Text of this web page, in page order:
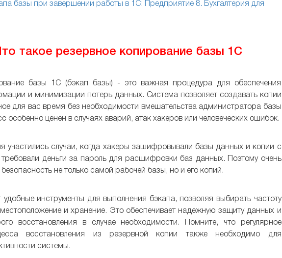
базы при завершении работы в 1С: Предприятие 8. Бухгалтерия для
такое резервное копирование базы 1С
базы 1С (бэкап базы) - это важная процедура для обеспечения
и минимизации потерь данных. Система позволяет создавать копии
для вас время без необходимости вмешательства администратора базы
особенно ценен в случаях аварий, атак хакеров или человеческих ошибок.
участились случаи, когда хакеры зашифровывали базы данных и копии с
деньги за пароль для расшифровки баз данных. Поэтому очень
безопасность не только самой рабочей базы, но и его копий.
удобные инструменты для выполнения бэкапа, позволяя выбирать частоту
и хранение. Это обеспечивает надежную защиту данных и
восстановления в случае необходимости. Помните, что регулярное
восстановления из резервной копии также необходимо для
системы.